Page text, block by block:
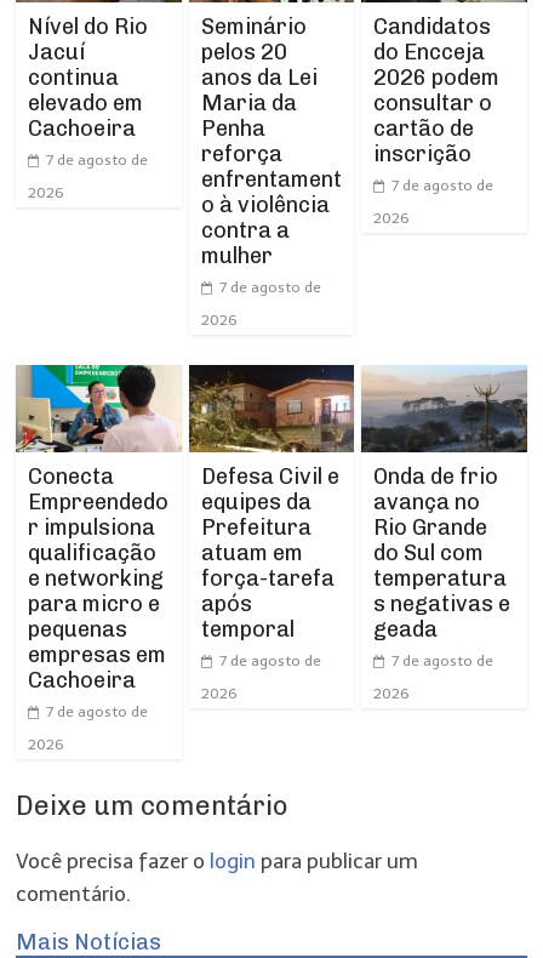
Nível do Rio
Jacuí
continua
elevado em
Cachoeira
7 de agosto de
2026
Seminário
pelos 20
anos da Lei
Maria da
Penha
reforça
enfrentament
o à violência
contra a
mulher
7 de agosto de
2026
Candidatos
do Encceja
2026 podem
consultar o
cartão de
inscrição
7 de agosto de
2026
Conecta
Empreendedo
r impulsiona
qualificação
e networking
para micro e
pequenas
empresas em
Cachoeira
7 de agosto de
2026
Defesa Civil e
equipes da
Prefeitura
atuam em
força-tarefa
após
temporal
7 de agosto de
2026
Onda de frio
avança no
Rio Grande
do Sul com
temperatura
s negativas e
geada
7 de agosto de
2026
Deixe um comentário
Você precisa fazer o login para publicar um
comentário.
Mais Notícias